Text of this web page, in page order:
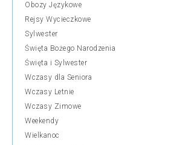
Obozy Językowe
Rejsy Wycieczkowe
Sylwester
Święta Bożego Narodzenia
Święta i Sylwester
Wczasy dla Seniora
Wczasy Letnie
Wczasy Zimowe
Weekendy
Wielkanoc